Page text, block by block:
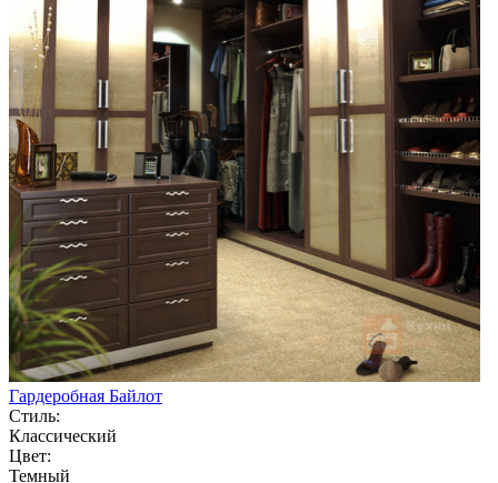
Гардеробная Байлот
Стиль:
Классический
Цвет:
Темный